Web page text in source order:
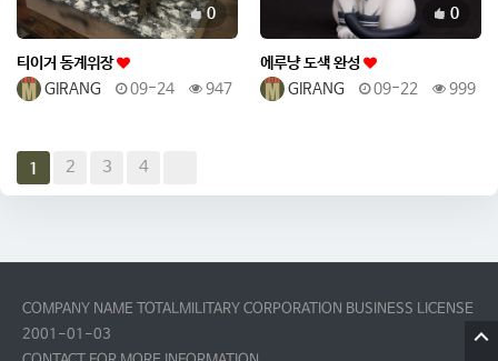
추천 0
티이거 동계위장
GIRANG
09-24 947
추천 0
에루냥 도색 완성
GIRANG
09-22 999
1 2 3 4
COMPANY NAME TOTALMILITARY CORPORATION BUSINESS LICENSE
2001-01-03